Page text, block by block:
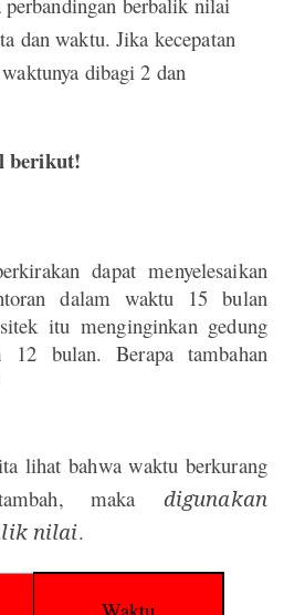
dan waktu. Jika kecepatan
dibagi 2 dan
berikut!
dapat menyelesaikan
dalam waktu 15 bulan
itu menginginkan gedung
12 bulan. Berapa tambahan
lihat bahwa waktu berkurang
maka digunakan
nilai.